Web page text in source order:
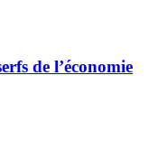
de l’économie